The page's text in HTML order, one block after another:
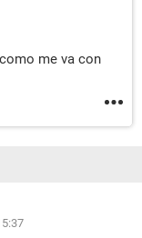
me va con